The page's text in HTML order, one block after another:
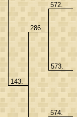
143.
286.
572.
573.
574.